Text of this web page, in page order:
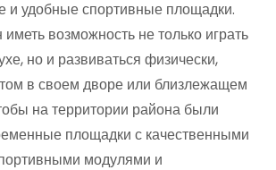
и удобные спортивные площадки.
возможность не только играть
но и развиваться физически,
в своем дворе или близлежащем
на территории района были
площадки с качественными
модулями и